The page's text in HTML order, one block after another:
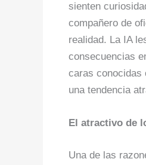
sienten
compañero de
realidad. La IA
consecuencias
caras conocidas
una tendencia
El atractivo de
Una de las